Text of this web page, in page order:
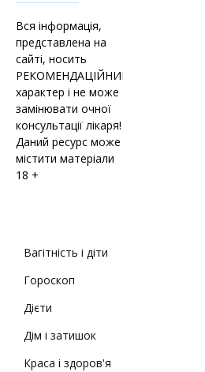
Вся інформація,
представлена на
сайті, носить
РЕКОМЕНДАЦІЙНИЙ
характер і не може
замінювати очної
консультації лікаря!
Даний ресурс може
містити матеріали
18 +
Вагітність і діти
Гороскоп
Дієти
Дім і затишок
Краса і здоров'я